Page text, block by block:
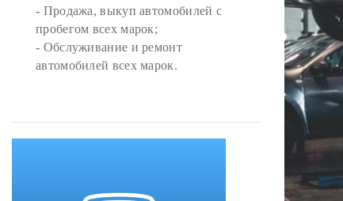
- Продажа, выкуп автомобилей с
пробегом всех марок;
- Обслуживание и ремонт
автомобилей всех марок.